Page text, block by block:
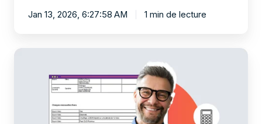
Jan 13, 2026, 6:27:58 AM 1 min de lecture
Trop
papiers,
doublons